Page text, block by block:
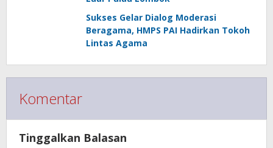
Sukses Gelar Dialog Moderasi
Beragama, HMPS PAI Hadirkan Tokoh
Lintas Agama
Komentar
Tinggalkan Balasan